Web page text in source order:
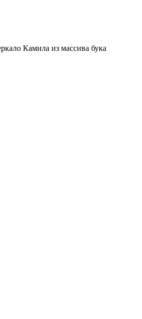
Камила из массива бука